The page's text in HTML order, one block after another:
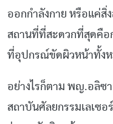
ออกกำลังกาย หรือแค่สิ่
สถานที่ที่สะดวกที่สุดคือ
ที่อุปกรณ์ขัดผิวหน้าทั้ง
อย่างไรก็ตาม พญ.อลิซ
สถาบันศัลยกรรมเลเซ